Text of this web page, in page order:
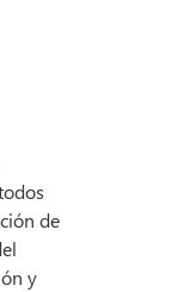
de
y